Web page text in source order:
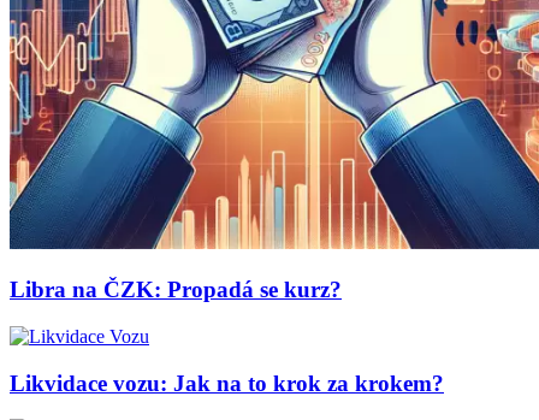
Libra na ČZK: Propadá se kurz?
Likvidace vozu: Jak na to krok za krokem?